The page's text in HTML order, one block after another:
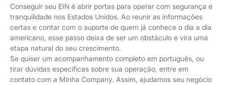
Conseguir seu EIN é abrir portas para operar com segurança e
tranquilidade nos Estados Unidos. Ao reunir as informações
certas e contar com o suporte de quem já conhece o dia a dia
americano, esse passo deixa de ser um obstáculo e vira uma
etapa natural do seu crescimento.
Se quiser um acompanhamento completo em português, ou
tirar dúvidas específicas sobre sua operação, entre em
contato com a Minha Company. Assim, ajudamos seu negócio